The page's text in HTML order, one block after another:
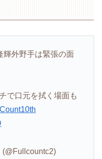
輝外野手は緊張の面
で口元を拭く場面も